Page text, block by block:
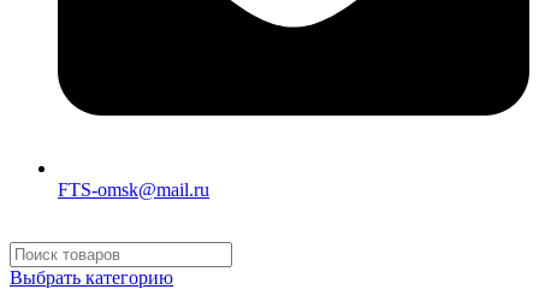
FTS-omsk@mail.ru
Выбрать категорию